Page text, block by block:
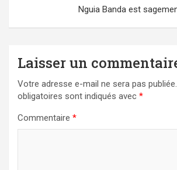
Nguia Banda est
Laisser un
Votre adresse e-mail ne sera pas publiée.
obligatoires sont indiqués avec *
Commentaire *